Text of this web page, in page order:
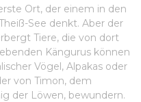
Ort, der einem in den
See denkt. Aber der
Tiere, die von dort
Kängurus können
Vögel, Alpakas oder
von Timon, dem
der Löwen, bewundern.